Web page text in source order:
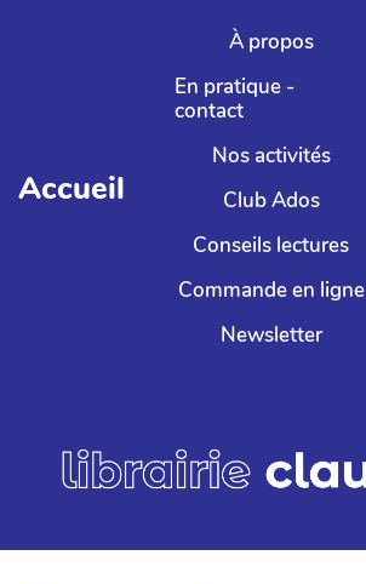
Aller au contenu principal
Accueil
À propos
En pratique -
contact
Nos activités
Club Ados
Conseils lectures
Commande en ligne
Newsletter